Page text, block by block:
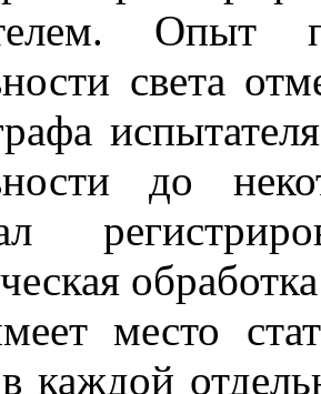
Опыт
света
до
место
каждой